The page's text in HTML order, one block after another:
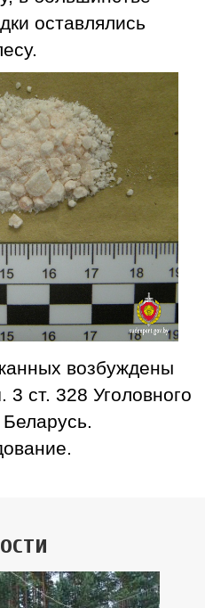
оставлялись
возбуждены
3 ст. 328 Уголовного